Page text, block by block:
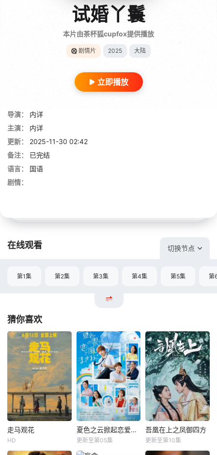
试婚丫鬟
本片由茶杯狐cupfox提供播放
剧情片 2025 大陆
立即播放
导演：
内详
主演：
内详
更新：
2025-11-30 02:42
备注：
已完结
语言：
国语
剧情：
在线观看 切换节点
第1集 第2集 第3集 第4集 第5集 第
猜你喜欢
走马观花
HD
夏色之云掀起恋爱与风暴
更新至第05集
吾凰在上之凤御四方
更新至第10集